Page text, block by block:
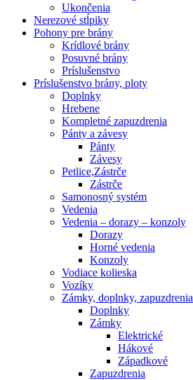
Ukončenia
Nerezové stĺpiky
Pohony pre brány
Krídlové brány
Posuvné brány
Príslušenstvo
Príslušenstvo brány, ploty
Doplnky
Hrebene
Kompletné zapuzdrenia
Pánty a závesy
Pánty
Závesy
Petlice,Zástrče
Zástrče
Samonosný systém
Vedenia
Vedenia – dorazy – konzoly
Dorazy
Horné vedenia
Konzoly
Vodiace kolieska
Vozíky
Zámky, doplnky, zapuzdrenia
Doplnky
Zámky
Elektrické
Hákové
Západkové
Zapuzdrenia